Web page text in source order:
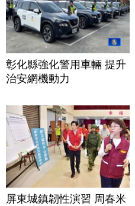
彰化縣強化警用車輛 提升
治安網機動力
屏東城鎮韌性演習 周春米